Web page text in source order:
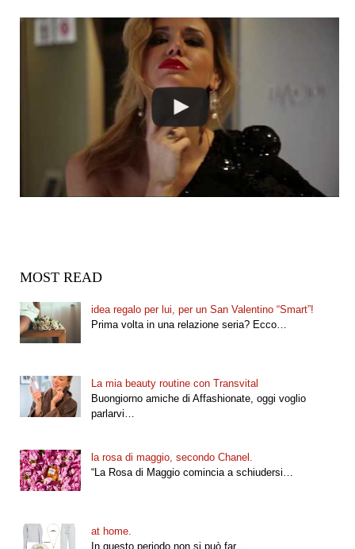
MOST READ
idea regalo per lui, per un San Valentino “Smart”!
Prima volta in una relazione seria? Ecco…
La mia beauty routine con Transvital
Buongiorno amiche di Affashionate, oggi voglio
parlarvi…
la rosa di maggio, secondo Chanel.
“La Rosa di Maggio comincia a schiudersi…
at home.
In questo periodo non si può far…